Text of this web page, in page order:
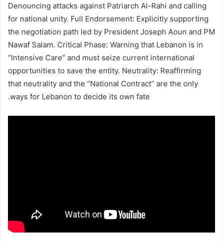
Denouncing attacks against Patriarch Al-Rahi and calling
for national unity. Full Endorsement: Explicitly supporting
the negotiation path led by President Joseph Aoun and PM
Nawaf Salam. Critical Phase: Warning that Lebanon is in
“Intensive Care” and must seize current international
opportunities to save the entity. Neutrality: Reaffirming
that neutrality and the “National Contract” are the only
ways for Lebanon to decide its own fate.